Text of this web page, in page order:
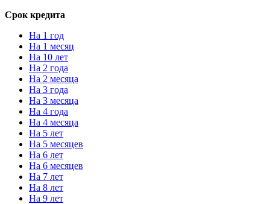
Срок кредита
На 1 год
На 1 месяц
На 10 лет
На 2 года
На 2 месяца
На 3 года
На 3 месяца
На 4 года
На 4 месяца
На 5 лет
На 5 месяцев
На 6 лет
На 6 месяцев
На 7 лет
На 8 лет
На 9 лет